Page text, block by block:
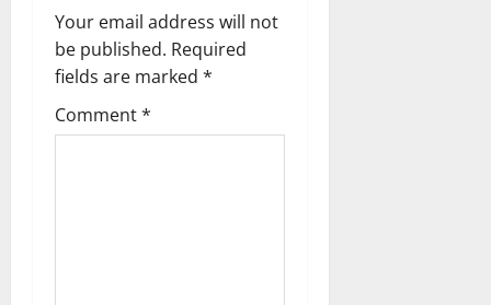
v
i
g
Your email address will not
be published. Required
fields are marked *
Comment*